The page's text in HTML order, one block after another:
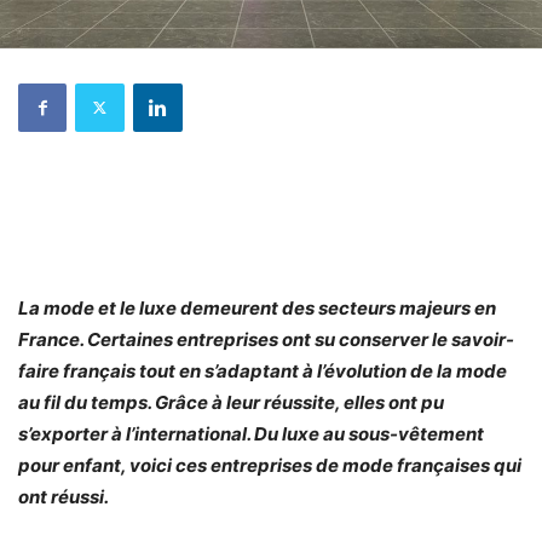
La mode et le luxe demeurent des secteurs majeurs en
France. Certaines entreprises ont su conserver le savoir-
faire français tout en s’adaptant à l’évolution de la mode
au fil du temps. Grâce à leur réussite, elles ont pu
s’exporter à l’international. Du luxe au sous-vêtement
pour enfant, voici ces entreprises de mode françaises qui
ont réussi.